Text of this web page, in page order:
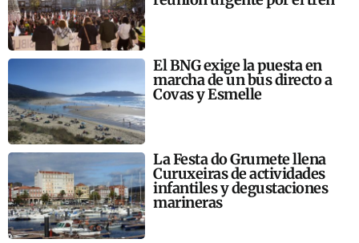
El BNG exige la puesta en
marcha de un bus directo a
Covas y Esmelle
La Festa do Grumete llena
Curuxeiras de actividades
infantiles y degustaciones
marineras